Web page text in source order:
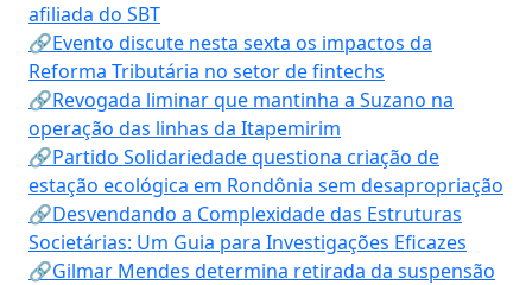
afiliada do SBT
🔗Evento discute nesta sexta os impactos da
Reforma Tributária no setor de fintechs
🔗Revogada liminar que mantinha a Suzano na
operação das linhas da Itapemirim
🔗Partido Solidariedade questiona criação de
estação ecológica em Rondônia sem desapropriação
🔗Desvendando a Complexidade das Estruturas
Societárias: Um Guia para Investigações Eficazes
🔗Gilmar Mendes determina retirada da suspensão